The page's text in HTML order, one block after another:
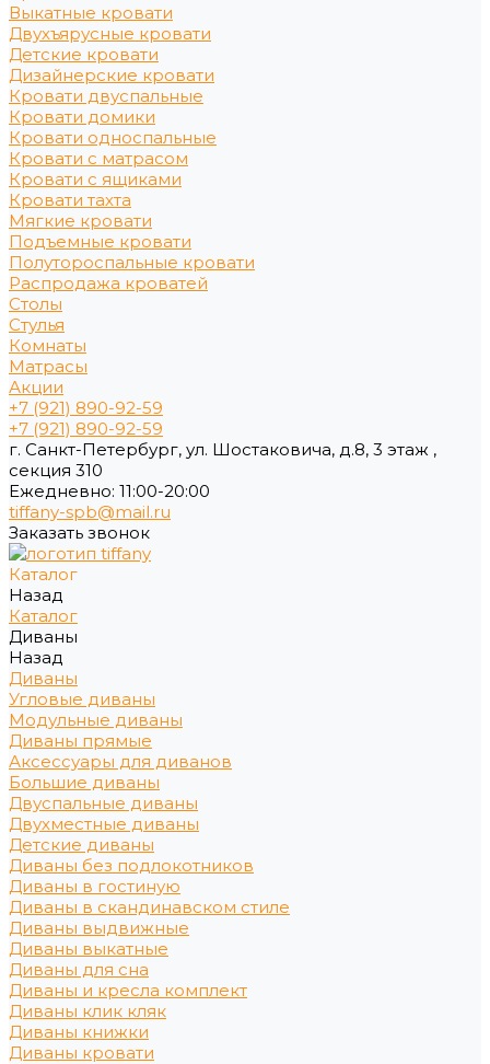
Выкатные кровати
Двухъярусные кровати
Детские кровати
Дизайнерские кровати
Кровати двуспальные
Кровати домики
Кровати односпальные
Кровати с матрасом
Кровати с ящиками
Кровати тахта
Мягкие кровати
Подъемные кровати
Полутороспальные кровати
Распродажа кроватей
Столы
Стулья
Комнаты
Матрасы
Акции
+7 (921) 890-92-59
+7 (921) 890-92-59
г. Санкт-Петербург, ул. Шостаковича, д.8, 3 этаж ,
секция 310
Ежедневно: 11:00-20:00
tiffany-spb@mail.ru
Заказать звонок
Каталог
Назад
Каталог
Диваны
Назад
Диваны
Угловые диваны
Модульные диваны
Диваны прямые
Аксессуары для диванов
Большие диваны
Двуспальные диваны
Двухместные диваны
Детские диваны
Диваны без подлокотников
Диваны в гостиную
Диваны в скандинавском стиле
Диваны выдвижные
Диваны выкатные
Диваны для сна
Диваны и кресла комплект
Диваны клик кляк
Диваны книжки
Диваны кровати